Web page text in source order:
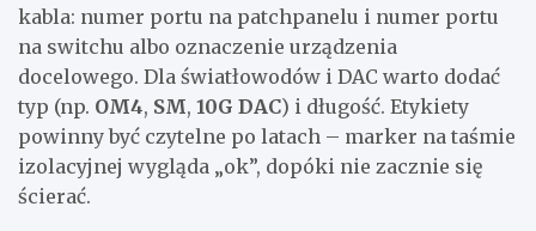
kabla: numer portu na patchpanelu i numer portu
na switchu albo oznaczenie urządzenia
docelowego. Dla światłowodów i DAC warto dodać
typ (np. OM4, SM, 10G DAC) i długość. Etykiety
powinny być czytelne po latach – marker na taśmie
izolacyjnej wygląda „ok”, dopóki nie zacznie się
ścierać.